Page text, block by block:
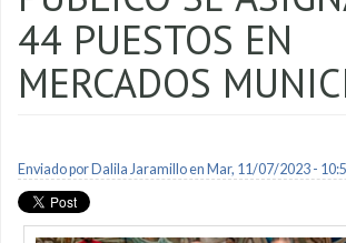
44 PUESTOS EN
MERCADOS
Enviado por Dalila Jaramilloen Mar, 11/07/2023 -